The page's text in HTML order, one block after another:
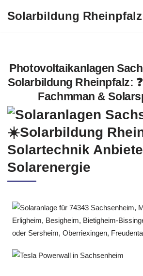
Solarbildung Rheinpfalz
Photovoltaikanlagen
Solarbildung Rheinpfalz:
Fachmman &